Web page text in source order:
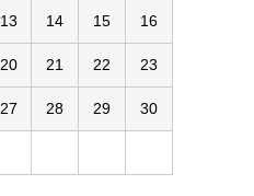
13 14 15 16
20 21 22 23
27 28 29 30